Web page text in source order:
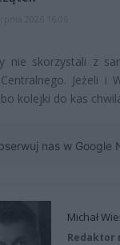
nie skorzystali z
Jeżeli i
kolejki do kas
nas w Google
Michał
Redaktor